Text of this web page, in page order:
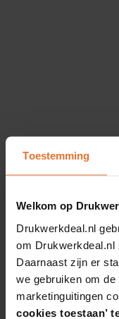
Toestemming
Welkom op
Drukwerkdeal.nl
om Drukwerkdeal.nl
Daarnaast zijn er
we gebruiken om
marketinguitingen
cookies toestaan’